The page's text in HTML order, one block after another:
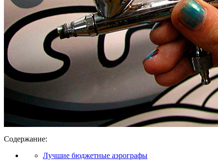
Содержание:
Лучшие бюджетные аэрографы